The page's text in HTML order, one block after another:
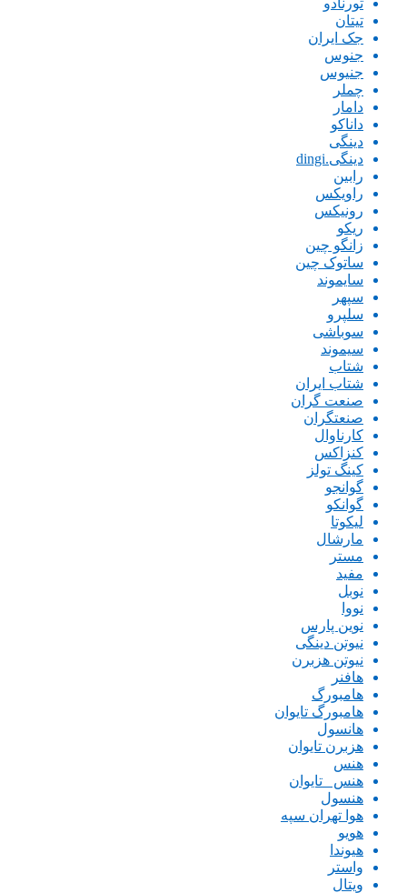
تیتان
جک ایران
جنوس
جنیوس
چملر
دامار
داناکو
دینگی
دینگی.dingi
رابین
راویکس
رونیکس
ریکو
زانگو چین
ساتوک چین
سایموند
سپهر
سلپرو
سوباشی
سیموند
شتاب
شتاب ایران
صنعت گران
صنعتگران
کارناوال
کنزاکس
کینگ تولز
گوانجو
گوانکو
لیکوتا
مارشال
مستر
مفید
نوبل
نووا
نوین پارس
نیوتن دینگی
نیوتن هزبرن
هافنر
هامبورگ
هامبورگ تایوان
هانسول
هزبرن تایوان
هنس
هنس _تایوان
هنسول
هوا تهران سپه
هویو
هیوندا
واستر
ویتال